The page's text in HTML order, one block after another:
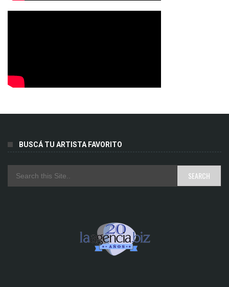
BUSCÁ TU ARTISTA FAVORITO